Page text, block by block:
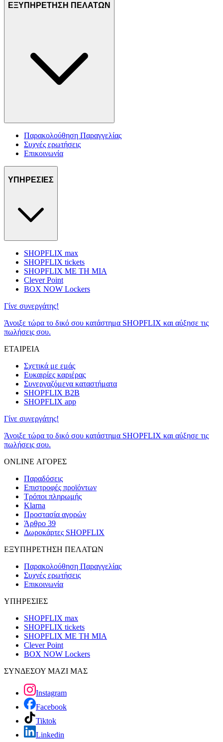
ΕΞΥΠΗΡΕΤΗΣΗ ΠΕΛΑΤΩΝ
Παρακολούθηση Παραγγελίας
Συχνές ερωτήσεις
Επικοινωνία
ΥΠΗΡΕΣΙΕΣ
SHOPFLIX max
SHOPFLIX tickets
SHOPFLIX ΜΕ ΤΗ ΜΙΑ
Clever Point
BOX NOW Lockers
Γίνε συνεργάτης!
Άνοιξε τώρα το δικό σου κατάστημα SHOPFLIX και αύξησε τις
πωλήσεις σου.
ΕΤΑΙΡΕΙΑ
Σχετικά με εμάς
Ευκαιρίες καριέρας
Συνεργαζόμενα καταστήματα
SHOPFLIX B2B
SHOPFLIX app
Γίνε συνεργάτης!
Άνοιξε τώρα το δικό σου κατάστημα SHOPFLIX και αύξησε τις
πωλήσεις σου.
ONLINE ΑΓΟΡΕΣ
Παραδόσεις
Επιστροφές προϊόντων
Τρόποι πληρωμής
Klarna
Προστασία αγορών
Άρθρο 39
Δωροκάρτες SHOPFLIX
ΕΞΥΠΗΡΕΤΗΣΗ ΠΕΛΑΤΩΝ
Παρακολούθηση Παραγγελίας
Συχνές ερωτήσεις
Επικοινωνία
ΥΠΗΡΕΣΙΕΣ
SHOPFLIX max
SHOPFLIX tickets
SHOPFLIX ΜΕ ΤΗ ΜΙΑ
Clever Point
BOX NOW Lockers
ΣΥΝΔΕΣΟΥ ΜΑΖΙ ΜΑΣ
Instagram
Facebook
Tiktok
Linkedin